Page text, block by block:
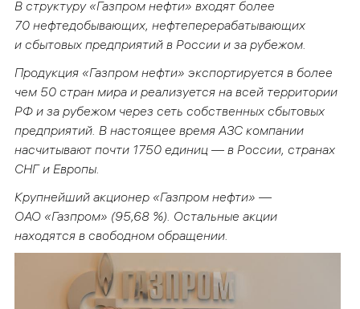
В структуру «Газпром нефти» входят более
70 нефтедобывающих, нефтеперерабатывающих
и сбытовых предприятий в России и за рубежом.
Продукция «Газпром нефти» экспортируется в более
чем 50 стран мира и реализуется на всей территории
РФ и за рубежом через сеть собственных сбытовых
предприятий. В настоящее время АЗС компании
насчитывают почти 1750 единиц — в России, странах
СНГ и Европы.
Крупнейший акционер «Газпром нефти» —
ОАО «Газпром» (95,68 %). Остальные акции
находятся в свободном обращении.